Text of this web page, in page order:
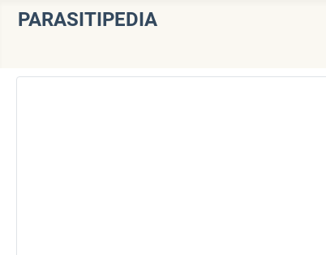
PARASITIPEDIA